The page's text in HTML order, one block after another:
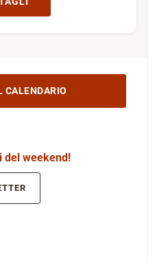
CALENDARIO
del weekend!